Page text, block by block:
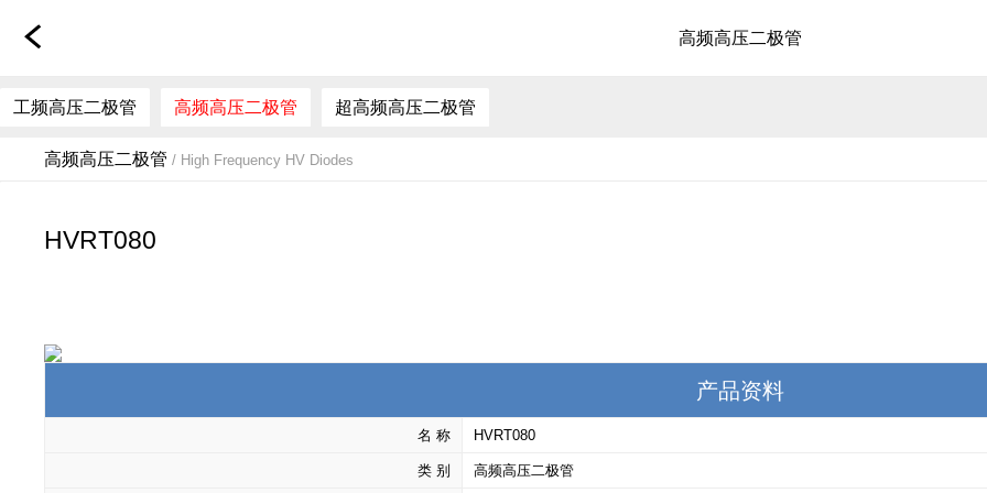
高频高压二极管
工频高压二极管 高频高压二极管 超高频高压二极管
高频高压二极管/ High Frequency HV Diodes
HVRT080
产品资料
名 称 HVRT080
类 别 高频高压二极管